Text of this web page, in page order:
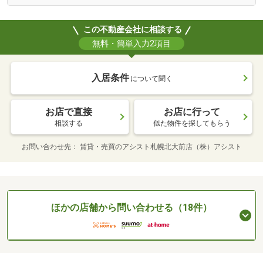
この不動産会社に相談する
無料・簡単入力2項目
入居条件 について聞く
お店で直接
相談する
お店に行って
似た物件を探してもらう
お問い合わせ先 賃貸・売買のアシスト札幌北大前店（株）アシスト
ほかの店舗から問い合わせる（18件）